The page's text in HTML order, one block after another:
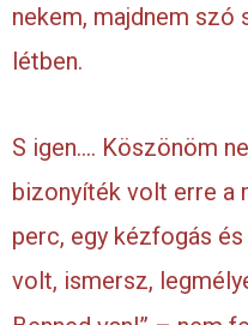
nekem, majdnem
létben.
S igen…. Köszönöm
bizonyíték volt erre a
perc, egy kézfogás
volt, ismersz,